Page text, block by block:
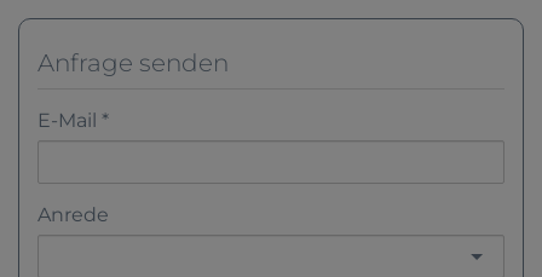
Anfrage senden
E-Mail
Anrede